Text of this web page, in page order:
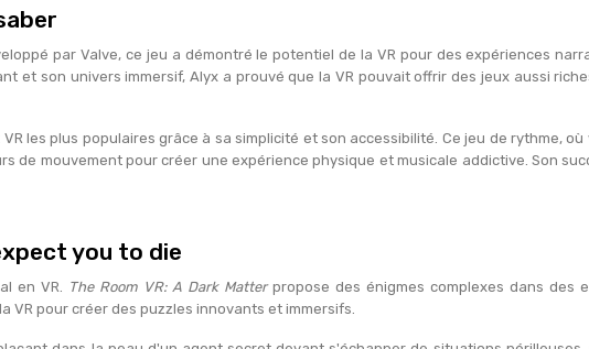
par Valve, ce jeu a démontré le potentiel de la VR pour des expériences
et son univers immersif, Alyx a prouvé que la VR pouvait offrir des jeux aussi
les plus populaires grâce à sa simplicité et son accessibilité. Ce jeu de rythme, où
de mouvement pour créer une expérience physique et musicale addictive. Son
you to die
en VR. The Room VR: A Dark Matter propose des énigmes complexes dans des
pour créer des puzzles innovants et immersifs.